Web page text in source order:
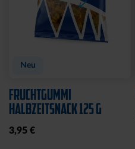
Neu
FRUCHTGUMMI
HALBZEITSNACK 125 G
3,95 €